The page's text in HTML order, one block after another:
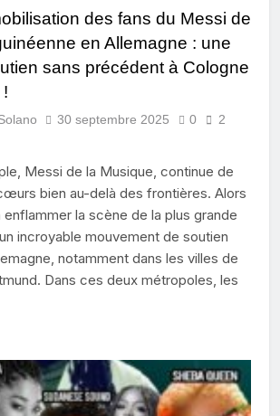
des fans du Messi de
en Allemagne : une
sans précédent à Cologne
30 septembre 2025 0
2
Messi de la Musique, continue de
bien au-delà des frontières. Alors
enflammer la scène de la plus grande
incroyable mouvement de soutien
notamment dans les villes de
Dans ces deux métropoles, les